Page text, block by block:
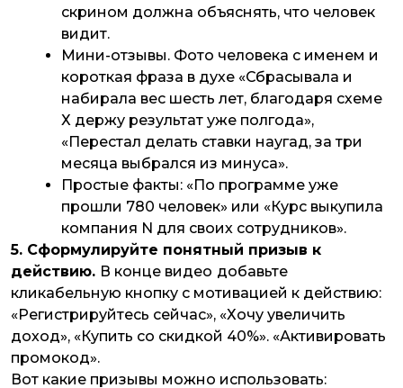
скрином должна объяснять, что человек
видит.
Мини-отзывы. Фото человека с именем и
короткая фраза в духе «Сбрасывала и
набирала вес шесть лет, благодаря схеме
Х держу результат уже полгода»,
«Перестал делать ставки наугад, за три
месяца выбрался из минуса».
Простые факты: «По программе уже
прошли 780 человек» или «Курс выкупила
компания N для своих сотрудников».
5. Сформулируйте понятный призыв к
действию. В конце видео добавьте
кликабельную кнопку с мотивацией к действию:
«Регистрируйтесь сейчас», «Хочу увеличить
доход», «Купить со скидкой 40%». «Активировать
промокод».
Вот какие призывы можно использовать: